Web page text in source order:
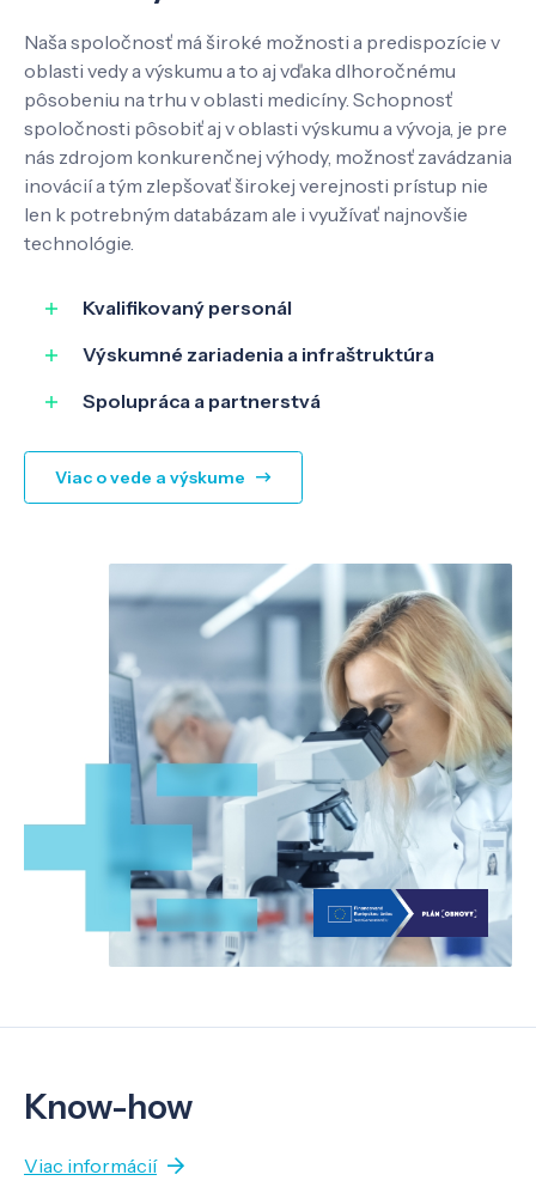
Pôsobenie
Know-how
O nás
Kontakt
Naša spoločnosť má široké možnosti a predispozície v
oblasti vedy a výskumu a to aj vďaka dlhoročnému
pôsobeniu na trhu v oblasti medicíny. Schopnosť
spoločnosti pôsobiť aj v oblasti výskumu a vývoja, je pre
nás zdrojom konkurenčnej výhody, možnosť zavádzania
inovácií a tým zlepšovať širokej verejnosti prístup nie
len k potrebným databázam ale i využívať najnovšie
technológie.
Kvalifikovaný personál
Výskumné zariadenia a infraštruktúra
Spolupráca a partnerstvá
Viac o vede a výskume
Know-how
Viac informácií